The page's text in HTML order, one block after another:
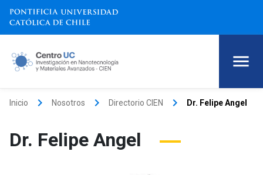
Inicio keyboard_arrow_right Nosotros keyboard_arrow_right Directorio CIEN keyboard_arrow_right Dr. Felipe Angel
Dr. Felipe Angel